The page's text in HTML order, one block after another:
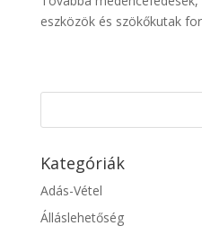
eszközök és szökőkutak
Kategóriák
Adás-Vétel
Álláslehetőség